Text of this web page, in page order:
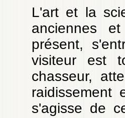
L'art et la
anciennes
présent,
visiteur est
chasseur,
raidissement
s'agisse de